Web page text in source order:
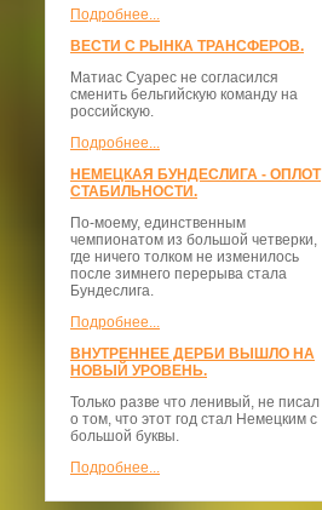
Подробнее...
ВЕСТИ С РЫНКА ТРАНСФЕРОВ.
Матиас Суарес не согласился
сменить бельгийскую команду на
российскую.
Подробнее...
НЕМЕЦКАЯ БУНДЕСЛИГА - ОПЛОТ
СТАБИЛЬНОСТИ.
По-моему, единственным
чемпионатом из большой четверки,
где ничего толком не изменилось
после зимнего перерыва стала
Бундеслига.
Подробнее...
ВНУТРЕННЕЕ ДЕРБИ ВЫШЛО НА
НОВЫЙ УРОВЕНЬ.
Только разве что ленивый, не писал
о том, что этот год стал Немецким с
большой буквы.
Подробнее...